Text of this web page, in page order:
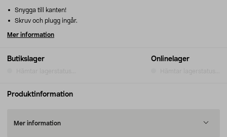
Butikslager Onlinelager
Snygga till kanten!
Skruv och plugg ingår.
Mer information
Produktinformation
Mer information